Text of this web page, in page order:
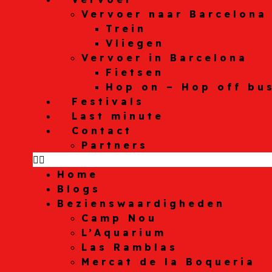
Vervoer naar Barcelona
Trein
Vliegen
Vervoer in Barcelona
Fietsen
Hop on – Hop off
Festivals
Last minute
Contact
Partners
Home
Blogs
Bezienswaardigheden
Camp Nou
L’Aquarium
Las Ramblas
Mercat de la Boqueria